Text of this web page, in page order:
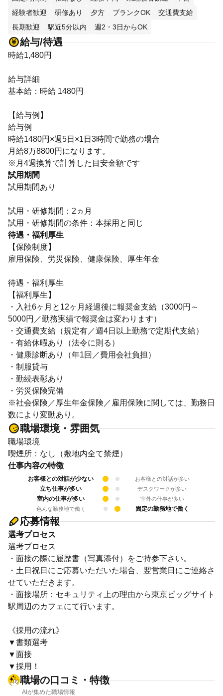
経験者歓迎
研修あり 夕方 ブランクOK
交通費支給
長期歓迎
駅近5分以内 週2・3日からOK
給与/待遇
時給1,480円
給与詳細
基本給：時給 1480円
【給与例】
給与例
時給1480円×週5日×1日3時間で勤務の場合
月給8万8800円になります。
※月4週換算で計算した目安金額です
試用期間
試用期間あり
試用・研修期間：2ヵ月
待遇・福利厚生
【保険制度】
雇用保険、労災保険、健康保険、厚生年金
待遇・福利厚生
【福利厚生】
・入社6ヶ月と12ヶ月経過後に報奨金支給（3000円～
5000円／勤務実績で報奨金は変わります）
・交通費支給（規定有／週4日以上勤務で定期代支給）
・有給休暇あり（法令に則る）
・健康診断あり（年1回／費用会社負担）
・制服貸与
・勤続表彰あり
・労災保険完備
※社会保険／厚生年金保険／雇用保険に関しては、勤務日
数により変動あり。
職場環境・雰囲気
職場環境
喫煙所：なし（敷地内全て禁煙）
仕事内容の特徴
お客様との対話が少ない お客様との対話が多い
立ち仕事が多い デスクワークが多い
室内の仕事が多い
室外の仕事が多い
色んな勤務地で働く
固定の勤務地で働く
応募情報
選考プロセス
選考プロセス
・面接の際に履歴書（写真添付）をご持参下さい。
・土日祝日にご応募いただいた場合、翌営業日にご連絡さ
せていただきます。
・面接場所：セキュリティ上の理由から東京ビッグサイト
駅周辺のカフェにて行います。
《採用の流れ》
▼書類選考
▼面接
▼採用！
職場の口コミ・特徴
AIが集めた職場情報